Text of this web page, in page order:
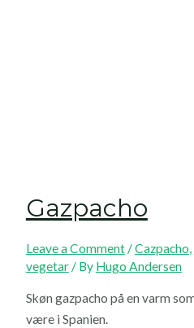
Gazpacho
Leave a Comment /Cazpacho
vegetar/ By Hugo Andersen
Skøn gazpacho på en varm
være i Spanien.